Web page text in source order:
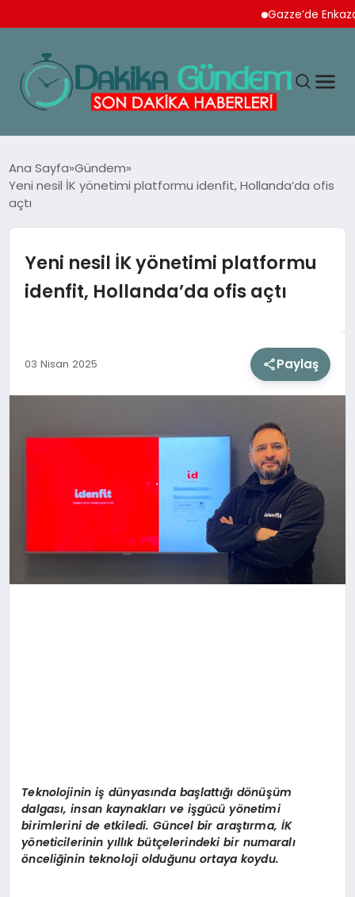
Gazze’de Enkazdan
TEKNOLOJI
SPOR
YAŞAM
SIYASET
SAĞLIK
Ana Sayfa Gündem
Yeni nesil İK yönetimi platformu idenfit, Hollanda’da ofis
açtı
Yeni nesil İK yönetimi platformu
idenfit, Hollanda’da ofis açtı
03 Nisan 2025 Paylaş
Teknolojinin işdünyasında başlattığı dönüşüm
dalgası, insan kaynaklarıve işgücüyönetimi
birimlerini de etkiledi. Güncel bir araştırma, İK
yöneticilerinin yıllık bütçelerindeki bir numaralı
önceliğinin teknoloji olduğunu ortaya koydu.